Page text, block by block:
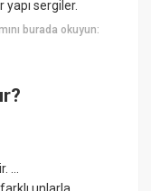
sergiler.
burada okuyun:
...